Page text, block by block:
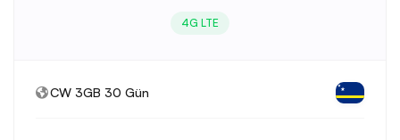
4G LTE
CW 3GB 30 Gün